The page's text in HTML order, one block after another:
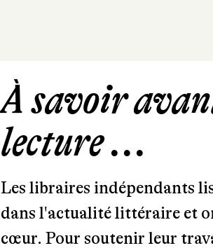
À savoir
lecture ...
Les libraires indépendants
dans l'actualité littéraire et
cœur. Pour soutenir leur